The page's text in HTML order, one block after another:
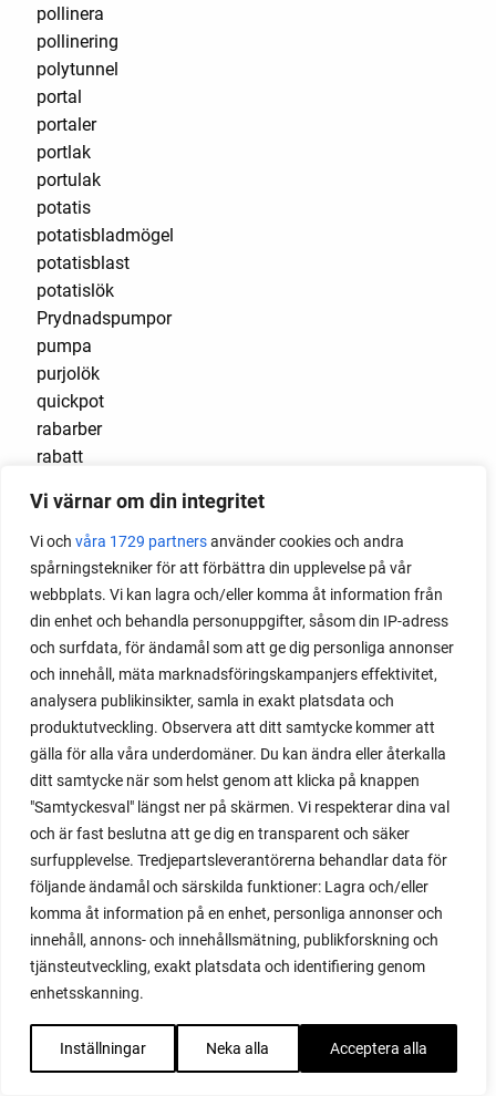
Vi värnar om din integritet
Vi och våra 1729 partnersanvänder cookies och andra
spårningstekniker för att förbättra din upplevelse på vår
webbplats. Vi kan lagra och/eller komma åt information från
din enhet och behandla personuppgifter, såsom din IP-adress
och surfdata, för ändamål som att ge dig personliga annonser
och innehåll, mäta marknadsföringskampanjers effektivitet,
analysera publikinsikter, samla in exakt platsdata och
produktutveckling. Observera att ditt samtycke kommer att
gälla för alla våra underdomäner. Du kan ändra eller återkalla
ditt samtycke när som helst genom att klicka på knappen
"Samtyckesval" längst ner på skärmen. Vi respekterar dina val
och är fast beslutna att ge dig en transparent och säker
surfupplevelse. Tredjepartsleverantörerna behandlar data för
följande ändamål och särskilda funktioner: Lagra och/eller
komma åt information på en enhet, personliga annonser och
innehåll, annons- och innehållsmätning, publikforskning och
tjänsteutveckling, exakt platsdata och identifiering genom
enhetsskanning.
Inställningar Neka alla Acceptera alla
pollinera
pollinering
polytunnel
portal
portaler
portlak
portulak
potatis
potatisbladmögel
potatisblast
potatislök
Prydnadspumpor
pumpa
purjolök
quickpot
rabarber
rabatt
rädisa
rädisor
rådjur
ramslök
rangliga
rättika
råttor
recept
red noodle
redskap
reklamblad
Remonterande
rengöring
rephängare
riga
riktning
ringblommor
Rockwool
rödbetor
rödkål